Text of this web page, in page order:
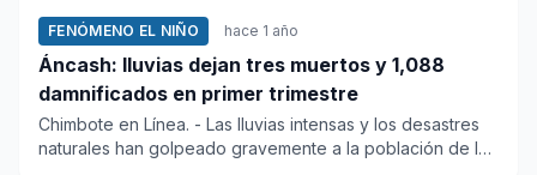
FENÓMENO EL NIÑO hace 1 año
Áncash: lluvias dejan tres muertos y 1,088
damnificados en primer trimestre
Chimbote en Línea. - Las lluvias intensas y los desastres
naturales han golpeado gravemente a la población de la